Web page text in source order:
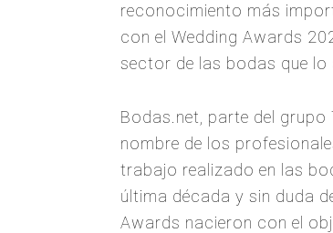
reconocimiento más
con el Wedding Awards
sector de las bodas que
Bodas.net, parte del
nombre de los
trabajo realizado en las
última década y sin duda
Awards nacieron con el